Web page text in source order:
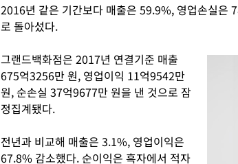
2016년 같은 기간보다 매출은 59.9%, 영업손실은
로 돌아섰다.
그랜드백화점은 2017년 연결기준 매출
675억3256만 원, 영업이익 11억9542만
원, 순손실 37억9677만 원을 낸 것으로 잠
정집계됐다.
전년과 비교해 매출은 3.1%, 영업이익은
67.8% 감소했다. 순이익은 흑자에서 적자